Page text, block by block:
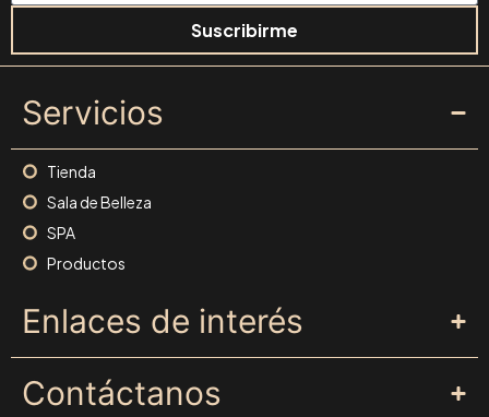
Suscribirme
Servicios
Tienda
Sala de Belleza
SPA
Productos
Enlaces de interés
Contáctanos